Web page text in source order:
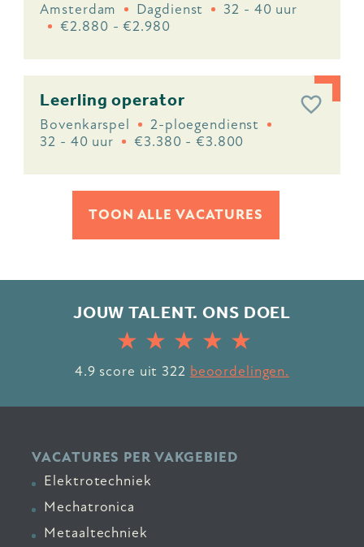
Amsterdam Dagdienst
32 - 40 uur
€2.880 - €2.980
Leerling operator
Bovenkarspel
2-ploegendienst
32 - 40 uur
€3.380 - €3.800
TOON ALLE VACATURES
JOUW TALENT. ONS DOEL
4.9 score uit 322 beoordelingen.
VACATURES PER VAKGEBIED
Elektrotechniek
Mechatronica
Metaaltechniek